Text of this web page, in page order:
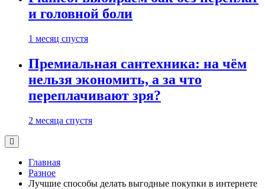
и головной боли
1 месяц спустя
Премиальная сантехника: на чём
нельзя экономить, а за что
переплачивают зря?
2 месяца спустя
Главная
Разное
Лучшие способы делать выгодные покупки в интернете